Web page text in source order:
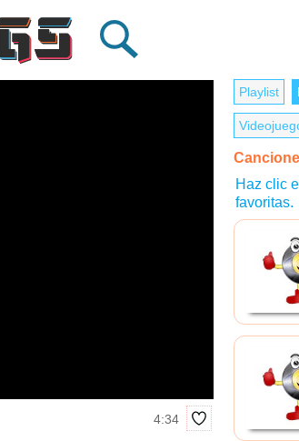
4:34
Playlist
Haz clic
favoritas.